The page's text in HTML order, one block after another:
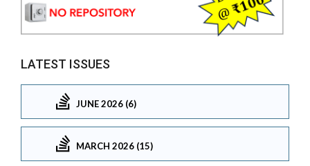
LATEST ISSUES
JUNE 2026 (6)
MARCH 2026 (15)